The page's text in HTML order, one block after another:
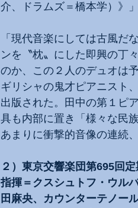
介、ドラムズ＝橋本学）》
「現代音楽にしては古風だ
ンを〝枕〟にした即興の丁
のか、この２人のデュオは
ギリシャの鬼才ピアニスト
出版された。田中の第１ピ
具も内部に置き「様々な民
あまりに衝撃的音像の連続
２）東京交響楽団第695回
指揮＝クスシュトフ・ウル
田麻央、カウンターテノー